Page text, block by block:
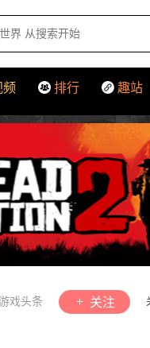
频 排行 趣站
戏头条 关注